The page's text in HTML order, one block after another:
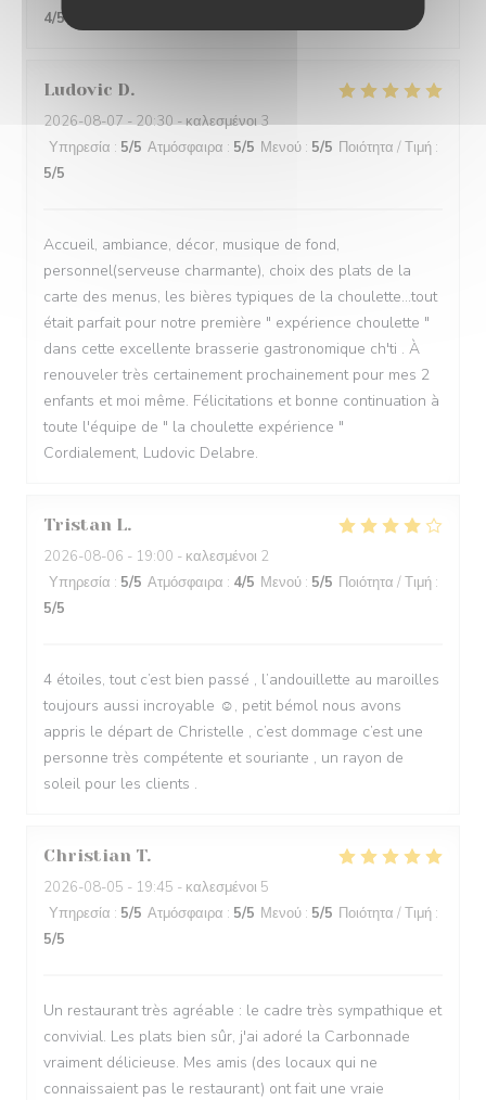
4/5
Ludovic D
2026-08-07- 20:30 - καλεσμένοι 3
Υπηρεσία : 5/5 Ατμόσφαιρα : 5/5 Μενού : 5/5 Ποιότητα / Τιμή :
5/5
Accueil, ambiance, décor, musique de fond,
personnel(serveuse charmante), choix des plats de la
carte des menus, les bières typiques de la choulette...tout
était parfait pour notre première " expérience choulette "
dans cette excellente brasserie gastronomique ch'ti . À
renouveler très certainement prochainement pour mes 2
enfants et moi même. Félicitations et bonne continuation à
toute l'équipe de " la choulette expérience "
Cordialement, Ludovic Delabre.
Tristan L
2026-08-06 - 19:00 - καλεσμένοι 2
Υπηρεσία : 5/5 Ατμόσφαιρα : 4/5 Μενού : 5/5 Ποιότητα / Τιμή :
5/5
4 étoiles, tout c’est bien passé , l’andouillette au maroilles
toujours aussi incroyable ☺️, petit bémol nous avons
appris le départ de Christelle , c’est dommage c’est une
personne très compétente et souriante , un rayon de
soleil pour les clients .
Christian T
2026-08-05 - 19:45 - καλεσμένοι 5
Υπηρεσία : 5/5 Ατμόσφαιρα : 5/5 Μενού : 5/5 Ποιότητα / Τιμή :
5/5
Un restaurant très agréable : le cadre très sympathique et
convivial. Les plats bien sûr, j'ai adoré la Carbonnade
vraiment délicieuse. Mes amis (des locaux qui ne
connaissaient pas le restaurant) ont fait une vraie